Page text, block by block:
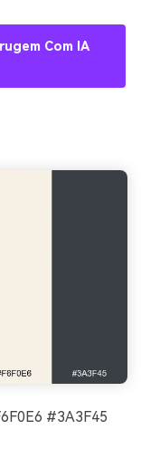
Com IA
#3A3F45